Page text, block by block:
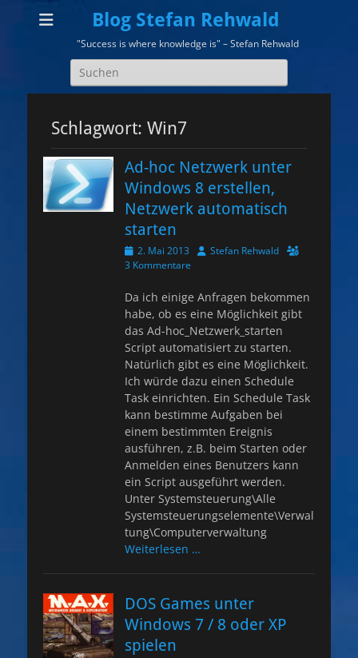
Blog Stefan Rehwald
"Success is where knowledge is" – Stefan Rehwald
Suchen
nach:
Schlagwort: Win7
Ad-hoc Netzwerk unter
Windows 8 erstellen,
Netzwerk automatisch
starten
Veröffentlicht
am
2. Mai 2013 AutorStefan Rehwald
3 Kommentare
Da ich einige Anfragen bekommen
habe, ob es eine Möglichkeit gibt
das Ad-hoc_Netzwerk_starten
Script automatisiert zu starten.
Natürlich gibt es eine Möglichkeit.
Ich würde dazu einen Schedule
Task einrichten. Ein Schedule Task
kann bestimme Aufgaben bei
einem bestimmten Ereignis
ausführen, z.B. beim Starten oder
Anmelden eines Benutzers kann
ein Script ausgeführt werden.
Unter Systemsteuerung\Alle
Systemsteuerungselemente\Verwal
tung\Computerverwaltung
Weiterlesen …
DOS Games unter
Windows 7 / 8 oder XP
spielen